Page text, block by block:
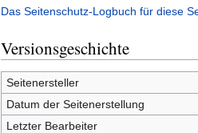
Das Seitenschutz-Logbuch für diese
Versionsgeschichte
Seitenersteller
Datum der Seitenerstellung
Letzter Bearbeiter